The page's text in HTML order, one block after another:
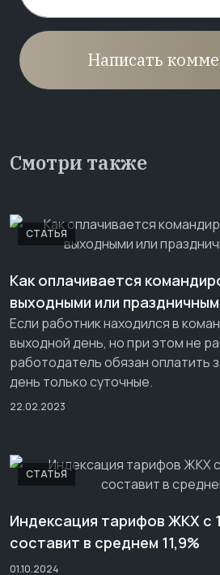
Написать
Смотри также
СТАТЬЯ
Как оплачивается
выходными или
Если работник находился в
выходной день, но при этом не
работодатель обязан оплатить
день только суточные.
22.02.2023
СТАТЬЯ
Индексация тарифов ЖКХ с
составит в среднем 11,9%
01.10.2024